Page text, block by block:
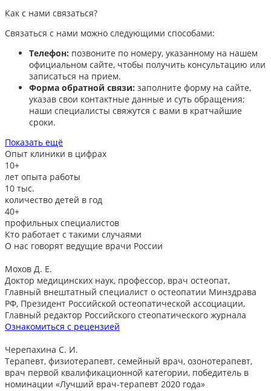
Как с нами связаться?
Связаться с нами можно следующими способами:​
Телефон: позвоните по номеру, указанному на нашем
официальном сайте, чтобы получить консультацию или
записаться на прием.​
Форма обратной связи: заполните форму на сайте,
указав свои контактные данные и суть обращения;
наши специалисты свяжутся с вами в кратчайшие
сроки.​
Показать ещё
Опыт клиники в цифрах
10+
лет опыта работы
10 тыс.
количество детей в год
40+
профильных специалистов
Кто работает с такими случаями
О нас говорят ведущие врачи России
Мохов Д. Е.
Доктор медицинских наук, профессор, врач остеопат,
Главный внештатный специалист о остеопатии Минздрава
РФ, Президент Российской остеопатической ассоциации,
Главный редактор Российского стеопатического журнала
Ознакомиться с рецензией
Черепахина С. И.
Терапевт, физиотерапевт, семейный врач, озонотерапевт,
врач первой квалификационной категории, победитель в
номинации «Лучший врач-терапевт 2020 года»